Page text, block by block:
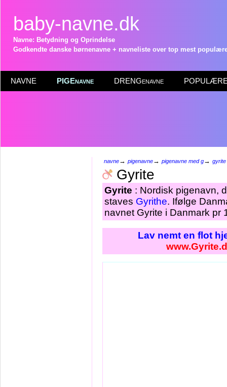
baby-navne.dk
Navne: Betydning og Oprindelse
Godkendte danske børnenavne + navneliste over top mest
NAVNE PIGEnavne DRENGenavne POPULÆRE
navne→ pigenavne→ pigenavne med g→ gyrite
Gyrite
Gyrite : Nordisk pigenavn,
staves Gyrithe. Ifølge
navnet Gyrite i Danmark pr
Lav nemt en flot